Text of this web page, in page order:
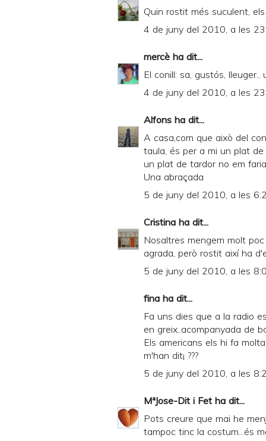
Quin rostit més suculent,
4 de juny del 2010, a les
mercè ha dit...
El conill: sa, gustós,
4 de juny del 2010, a les
Alfons ha dit...
A casa,com que això del
taula, és per a mi un plat
un plat de tardor no em
Una abraçada
5 de juny del 2010, a les
Cristina ha dit...
Nosaltres mengem molt
agrada, però rostit així ha
5 de juny del 2010, a les
fina ha dit...
Fa uns dies que a la radio
en greix..acompanyada de
Els americans els hi fa
m'han dit¡ ???
5 de juny del 2010, a les
MªJose-Dit i Fet ha dit...
Pots creure que mai he
tampoc tinc la costum...és